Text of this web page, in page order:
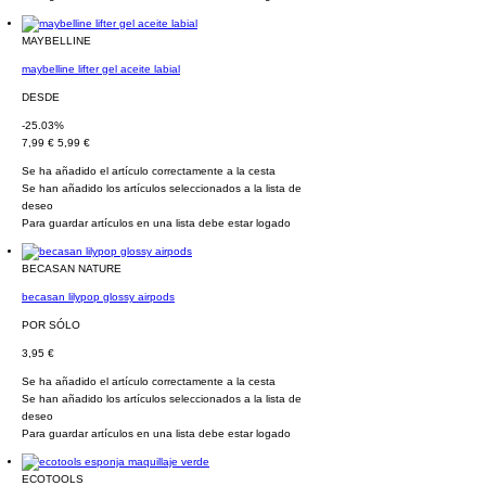
MAYBELLINE
maybelline lifter gel aceite labial
DESDE
-25.03%
7,99 € 5,99 €
Se ha añadido el artículo correctamente a la cesta
Se han añadido los artículos seleccionados a la lista de
deseo
Para guardar artículos en una lista debe estar logado
BECASAN NATURE
becasan lilypop glossy airpods
POR SÓLO
3,95 €
Se ha añadido el artículo correctamente a la cesta
Se han añadido los artículos seleccionados a la lista de
deseo
Para guardar artículos en una lista debe estar logado
ECOTOOLS